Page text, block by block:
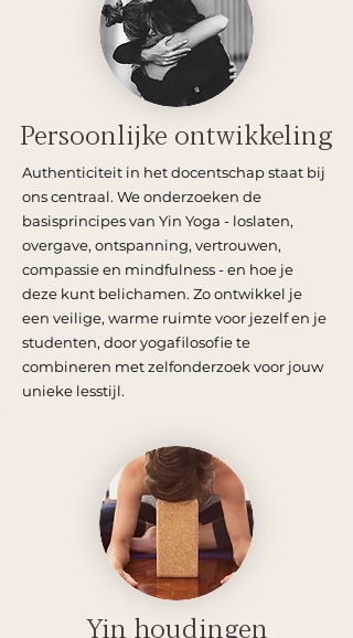
Persoonlijke ontwikkeling
Authenticiteit in het docentschap staat bij
ons centraal. We onderzoeken de
basisprincipes van Yin Yoga - loslaten,
overgave, ontspanning, vertrouwen,
compassie en mindfulness - en hoe je
deze kunt belichamen. Zo ontwikkel je
een veilige, warme ruimte voor jezelf en je
studenten, door yogafilosofie te
combineren met zelfonderzoek voor jouw
unieke lesstijl.
Yin houdingen